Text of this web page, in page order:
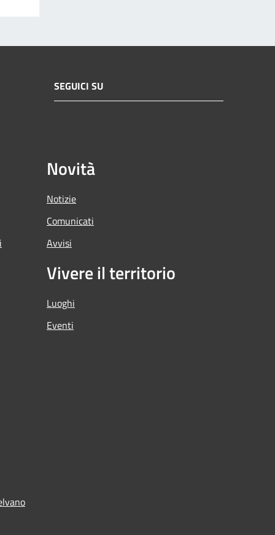
SEGUICI SU
Novità
Notizie
Comunicati
Avvisi
Vivere il territorio
Luoghi
Eventi